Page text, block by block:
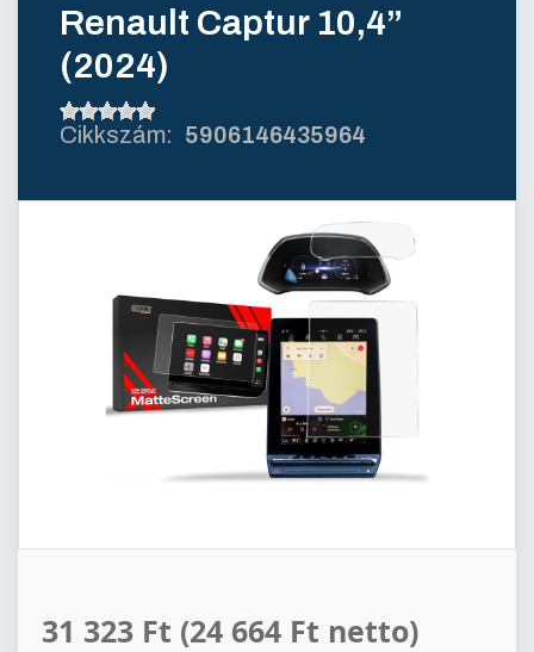
Renault Captur 10,4”
(2024)
5906146435964
31 323 Ft (24 664 Ft netto)